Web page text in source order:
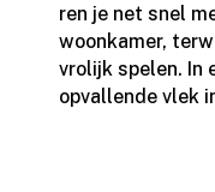
ren je net snel
woonkamer,
vrolijk spelen.​ In
opvallende vlek